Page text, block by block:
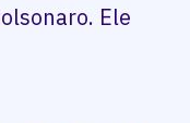
Ele